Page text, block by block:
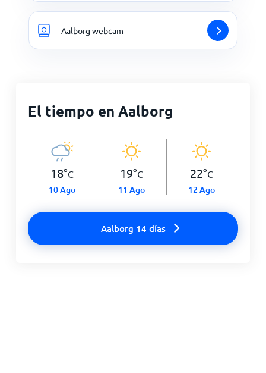
Aalborg webcam
El tiempo en Aalborg
18°C
10 Ago
19°C
11 Ago
22°C
12 Ago
Aalborg 14 días